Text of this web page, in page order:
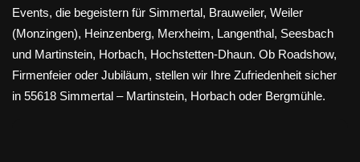
Events, die begeistern für Simmertal, Brauweiler, Weiler
(Monzingen), Heinzenberg, Merxheim, Langenthal, Seesbach
und Martinstein, Horbach, Hochstetten-Dhaun. Ob Roadshow,
Firmenfeier oder Jubiläum, stellen wir Ihre Zufriedenheit sicher
in 55618 Simmertal – Martinstein, Horbach oder Bergmühle.